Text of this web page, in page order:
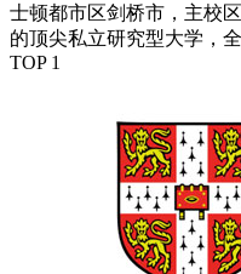
士顿都市区剑桥市，主校
的顶尖私立研究型大学，
TOP 1